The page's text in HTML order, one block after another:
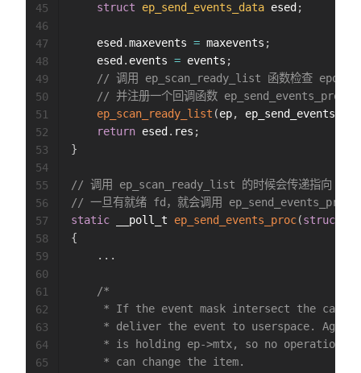
struct
ep_send_events_data esed ;
	esed
.maxevents = maxevents ;
	esed
. events = events ;
// 调用 ep_scan_ready_list 函数检查
// 并注册一个回调函数 ep_send_events_proc
ep_scan_ready_list (ep,
return esed . res ;
}
// 调用 ep_scan_ready_list 的时候会传递指向
// 一旦有就绪 fd，就会调用 ep_send_events_proc
static __poll_t ep_send_events_proc(struct
{
. . .
/*
45
46
47
48
49
50
51
52
53
54
55
56
57
58
59
60
61
62
63
64
65